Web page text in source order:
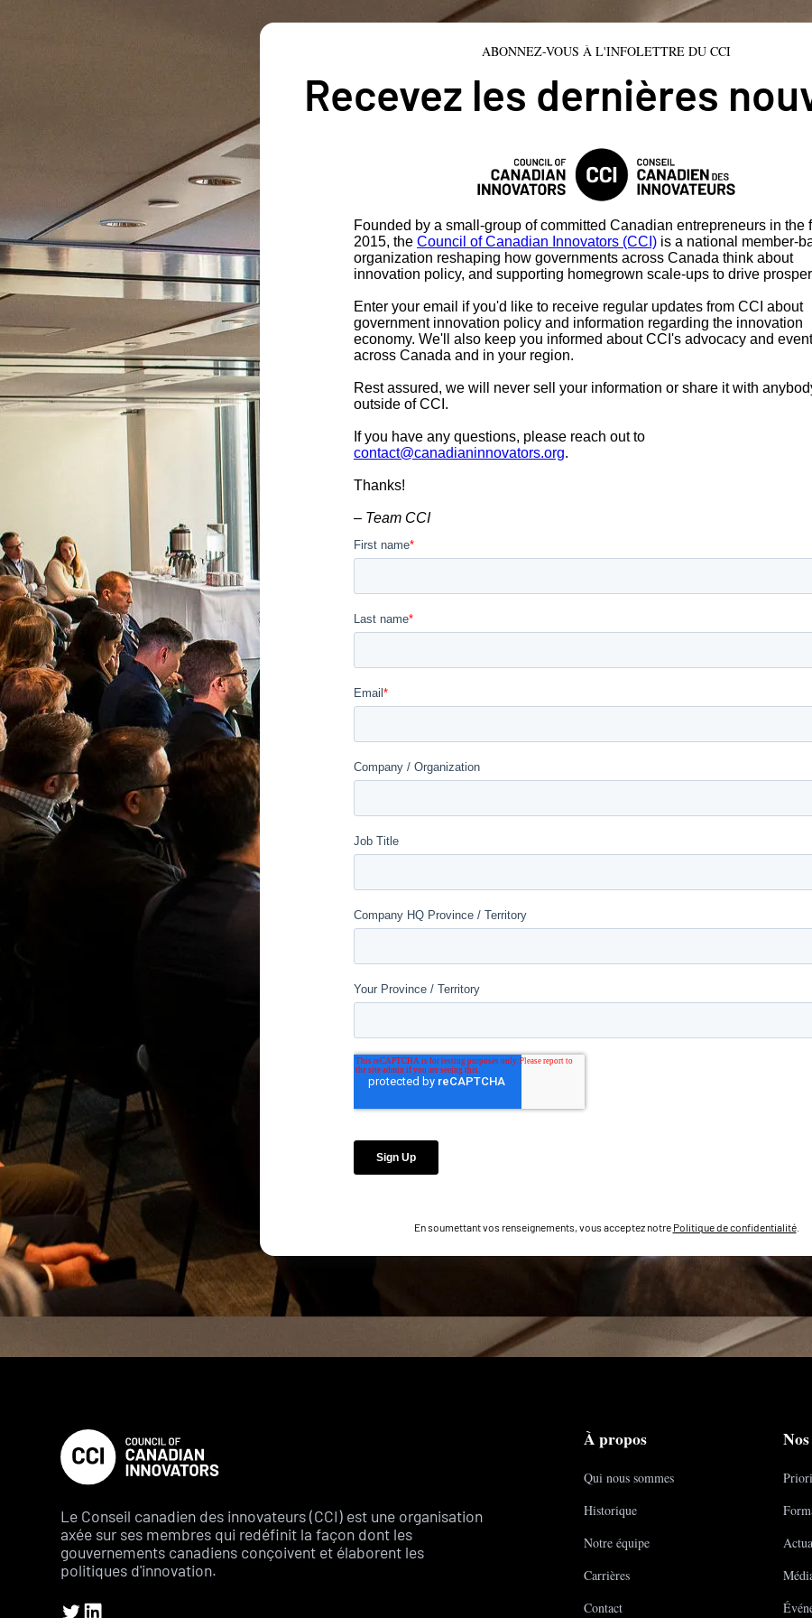
ABONNEZ-VOUS À L'INFOLETTRE DU CCI
Recevez les dernières
En soumettant vos renseignements, vous acceptez notre Politique de confidentialité.
Le Conseil canadien des innovateurs (CCI) est une organisation
axée sur ses membres qui redéfinit la façon dont les
gouvernements canadiens conçoivent et élaborent les
politiques d'innovation.
À propos
Qui nous sommes
Historique
Notre équipe
Carrières
Contact